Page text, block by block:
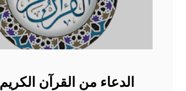
الدعاء من القرآن الكريم